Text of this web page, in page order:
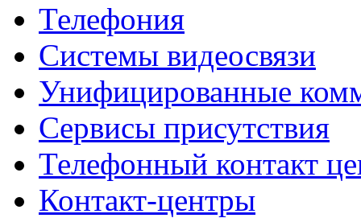
Телефония
Системы видеосвязи
Унифицированные
Сервисы присутствия
Телефонный контакт
Контакт-центры